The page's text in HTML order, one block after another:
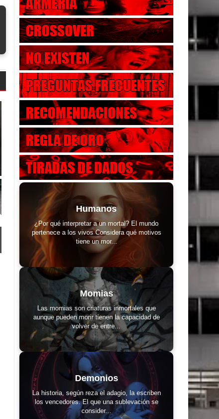
Humanos
¿Por qué interpretar a un mortal? El mundo
pertenece a los vivos Considera qué motivos
tiene un mor...
Momias
Las momias son criaturas inmortales que
aunque pueden morir tienen la capacidad de
volver de entre...
Demonios
La historia, según reza el adagio, la escriben
los vencedores. El que una sublevación se
consider...